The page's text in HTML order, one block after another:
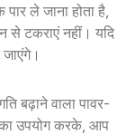
ले जाना होता है,
से टकराएं नहीं। यदि
बढ़ाने वाला पावर-
उपयोग करके, आप